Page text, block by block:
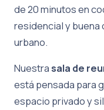
de 20 minutos en
residencial y buena
urbano.
Nuestrasala de
está pensada para
espacio privado y